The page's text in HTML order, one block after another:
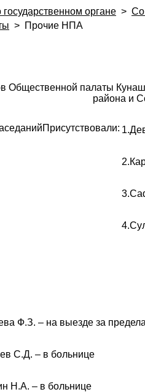
органе >
> Прочие НПА
Общественной палаты
района и
Присутствовали:
Ф.З. – на выезде за
С.Д. – в больнице
Н.А. – в больнице